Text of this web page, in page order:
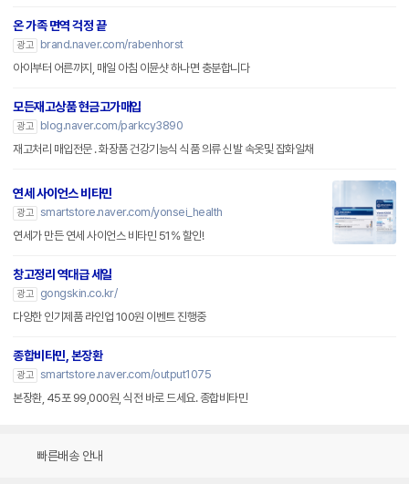
온 가족 면역 걱정 끝
광고
brand.naver.com/rabenhorst
아이부터 어른까지, 매일 아침 이뮨샷 하나면 충분합니다
모든재고상품 현금고가매입
광고
blog.naver.com/parkcy3890
재고처리 매입전문 . 화장품 건강기능식 식품 의류 신발 속옷및 잡화일채
연세 사이언스 비타민
광고 smartstore.naver.com/yonsei_health
연세가 만든 연세 사이언스 비타민 51% 할인!
창고정리 역대급 세일
광고
gongskin.co.kr/
다양한 인기제품 라인업 100원 이벤트 진행중
종합비타민, 본장환
광고 smartstore.naver.com/output1075
본장환, 45포 99,000원, 식전 바로 드세요. 종합비타민
빠른배송 안내